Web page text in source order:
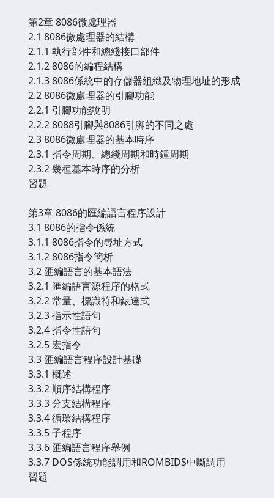
第2章 8086微處理器
2.1 8086微處理器的結構
2.1.1 執行部件和總綫接口部件
2.1.2 8086的編程結構
2.1.3 8086係統中的存儲器組織及物理地址的形成
2.2 8086微處理器的引腳功能
2.2.1 引腳功能說明
2.2.2 8088引腳與8086引腳的不同之處
2.3 8086微處理器的基本時序
2.3.1 指令周期、總綫周期和時鍾周期
2.3.2 幾種基本時序的分析
習題
第3章 8086的匯編語言程序設計
3.1 8086的指令係統
3.1.1 8086指令的尋址方式
3.1.2 8086指令簡析
3.2 匯編語言的基本語法
3.2.1 匯編語言源程序的格式
3.2.2 常量、標識符和錶達式
3.2.3 指示性語句
3.2.4 指令性語句
3.2.5 宏指令
3.3 匯編語言程序設計基礎
3.3.1 概述
3.3.2 順序結構程序
3.3.3 分支結構程序
3.3.4 循環結構程序
3.3.5 子程序
3.3.6 匯編語言程序舉例
3.3.7 DOS係統功能調用和ROMBIDS中斷調用
習題